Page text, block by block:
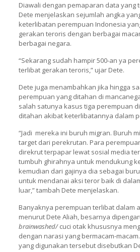
Diawali dengan pemaparan data yang
Dete menjelaskan sejumlah angka
keterlibatan perempuan Indonesia
gerakan teroris dengan berbagai
berbagai negara.
“Sekarang sudah hampir 500-an ya
terlibat gerakan teroris,” ujar Dete.
Dete juga menambahkan jika hingga
perempuan yang ditahan di
salah satunya kasus tiga perempuan
ditahan akibat keterlibatannya dalam
“Jadi mereka ini buruh migran. Buruh
target dari perekrutan. Para
direkrut terpapar lewat sosial media
tumbuh ghirahnya untuk mendukung
kemudian dari gajinya dia sebagai
untuk mendanai aksi teror baik di
luar,” tambah Dete menjelaskan.
Banyaknya perempuan terlibat dalam
menurut Dete Aliah, besarnya
brainwashed/cuci otak khususnya
dengan narasi yang bermacam-
yang digunakan tersebut disebutkan